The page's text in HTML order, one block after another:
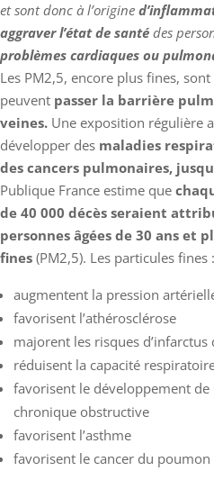
et sont donc à l’origine
aggraver l’état de santé des
problèmes cardiaques ou
Les PM2,5, encore plus fines,
peuvent passer la barrière
veines. Une exposition régulière
développer des maladies
des cancers pulmonaires,
Publique France estime que
de 40 000 décès seraient
personnes âgées de 30 ans et
fines (PM2,5). Les particules fines :
augmentent la pression
favorisent l’athérosclérose
majorent les risques d’infarctus
réduisent la capacité
favorisent le développement
chronique obstructive
favorisent l’asthme
favorisent le cancer du poumon